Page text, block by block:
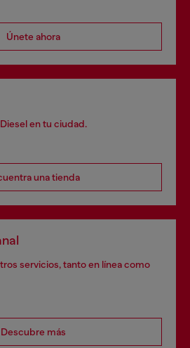
Únete ahora
en tu ciudad.
una tienda
servicios, tanto en línea como
Descubre más